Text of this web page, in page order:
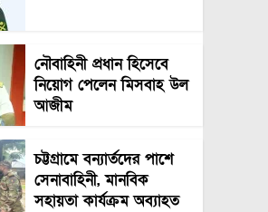
নৌবাহিনী প্রধান হিসেবে
নিয়োগ পেলেন মিসবাহ উল
আজীম
চট্টগ্রামে বন্যার্তদের পাশে
সেনাবাহিনী, মানবিক
সহায়তা কার্যক্রম অব্যাহত